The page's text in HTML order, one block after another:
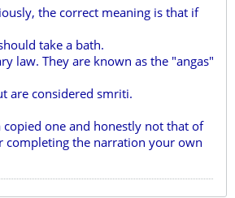
the correct meaning is that if
take a bath.
law. They are known as the "angas"
are considered smriti.
one and honestly not that of
completing the narration your own